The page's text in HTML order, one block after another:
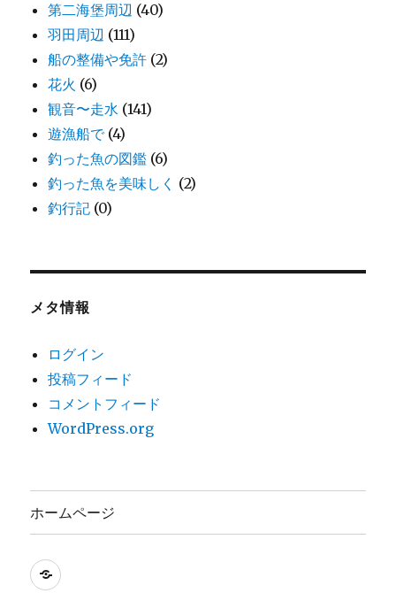
第二海堡周辺 (40)
羽田周辺 (111)
船の整備や免許 (2)
花火 (6)
観音〜走水 (141)
遊漁船で(4)
釣った魚の図鑑 (6)
釣った魚を美味しく (2)
釣行記 (0)
メタ情報
ログイン
投稿フィード
コメントフィード
WordPress.org
ホームページ
ホ